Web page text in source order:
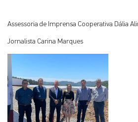
Assessoria de Imprensa Cooperativa Dália
Jornalista Carina Marques